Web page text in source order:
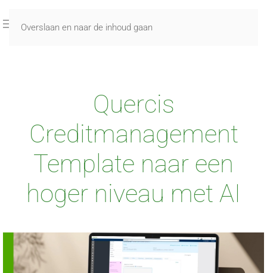
Overslaan en naar de inhoud gaan
Quercis
Creditmanagement
Template naar een
hoger niveau met AI